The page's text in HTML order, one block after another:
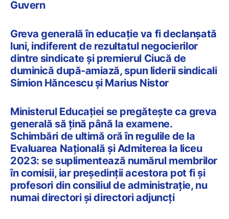
Guvern
Greva generală în educație va fi declanșată
luni, indiferent de rezultatul negocierilor
dintre sindicate și premierul Ciucă de
duminică după-amiază, spun liderii sindicali
Simion Hăncescu și Marius Nistor
Ministerul Educației se pregătește ca greva
generală să țină până la examene.
Schimbări de ultimă oră în regulile de la
Evaluarea Națională și Admiterea la liceu
2023: se suplimentează numărul membrilor
în comisii, iar președinții acestora pot fi și
profesori din consiliul de administrație, nu
numai directori și directori adjuncți